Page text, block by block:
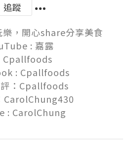
追蹤
，開心share分享美食
: 嘉露
Cpallfoods
: Cpallfoods
：Cpallfoods
CarolChung430
: CarolChung